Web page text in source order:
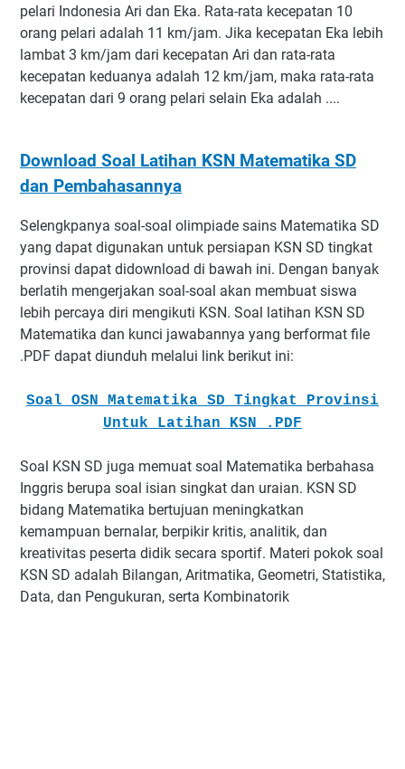
pelari Indonesia Ari dan Eka. Rata-rata kecepatan 10
orang pelari adalah 11 km/jam. Jika kecepatan Eka lebih
lambat 3 km/jam dari kecepatan Ari dan rata-rata
kecepatan keduanya adalah 12 km/jam, maka rata-rata
kecepatan dari 9 orang pelari selain Eka adalah ....
Download Soal Latihan KSN Matematika SD
dan Pembahasannya
Selengkpanya soal-soal olimpiade sains Matematika SD
yang dapat digunakan untuk persiapan KSN SD tingkat
provinsi dapat didownload di bawah ini. Dengan banyak
berlatih mengerjakan soal-soal akan membuat siswa
lebih percaya diri mengikuti KSN. Soal latihan KSN SD
Matematika dan kunci jawabannya yang berformat file
.PDF dapat diunduh melalui link berikut ini:
Soal OSN Matematika SD Tingkat Provinsi
Untuk Latihan KSN .PDF
Soal KSN SD juga memuat soal Matematika berbahasa
Inggris berupa soal isian singkat dan uraian. KSN SD
bidang Matematika bertujuan meningkatkan
kemampuan bernalar, berpikir kritis, analitik, dan
kreativitas peserta didik secara sportif. Materi pokok soal
KSN SD adalah Bilangan, Aritmatika, Geometri, Statistika,
Data, dan Pengukuran, serta Kombinatorik